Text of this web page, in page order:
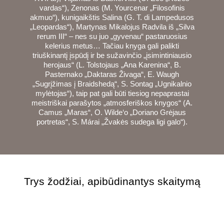
vardas“), Zenonas (M. Yourcenar „Filosofinis
akmuo“), kunigaikštis Salina (G. T. di Lampedusos
„Leopardas“), Martynas Mikalojus Radvila iš „Silva
rerum III“ – nes su juo „gyvenau“ pastaruosius
kelerius metus… Tačiau knyga gali palikti
triuškinantį įspūdį ir be sužavinčio „įsimintiniausio
herojaus“ (L. Tolstojaus „Ana Karenina“, B.
Pasternako „Daktaras Živaga“, E. Waugh
„Sugrįžimas į Braidshedą“, S. Sontag „Ugnikalnio
mylėtojas“), taip pat gali būti tiesiog nepaprastai
meistriškai parašytos „atmosferiškos knygos“ (A.
Camus „Maras“, O. Wilde‘o „Doriano Grėjaus
portretas“, S. Márai „Žvakės sudega ligi galo“).
Trys žodžiai, apibūdinantys skaitymą